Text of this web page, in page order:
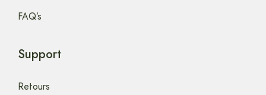
FAQ’s
Support
Retours